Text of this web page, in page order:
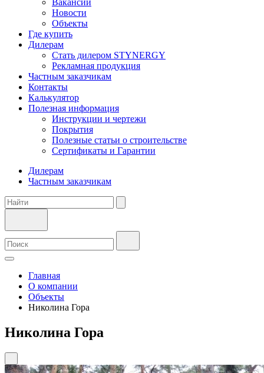
Новости
Объекты
Где купить
Дилерам
Стать дилером STYNERGY
Рекламная продукция
Частным заказчикам
Контакты
Калькулятор
Полезная информация
Инструкции и чертежи
Покрытия
Полезные статьи о строительстве
Сертификаты и Гарантии
Дилерам
Частным заказчикам
Главная
О компании
Объекты
Николина Гора
Николина Гора